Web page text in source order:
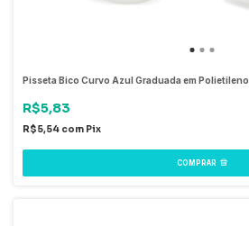
Pisseta Bico Curvo Azul Graduada em Polietileno
R$5,83
R$5,54 com Pix
COMPRAR